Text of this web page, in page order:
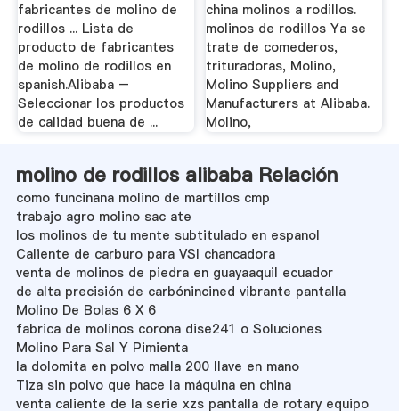
fabricantes de molino de
rodillos ... Lista de
producto de fabricantes
de molino de rodillos en
spanish.Alibaba –
Seleccionar los productos
de calidad buena de ...
china molinos a rodillos.
molinos de rodillos Ya se
trate de comederos,
trituradoras, Molino,
Molino Suppliers and
Manufacturers at Alibaba.
Molino,
molino de rodillos alibaba Relación
como funcinana molino de martillos cmp
trabajo agro molino sac ate
los molinos de tu mente subtitulado en espanol
Caliente de carburo para VSI chancadora
venta de molinos de piedra en guayaaquil ecuador
de alta precisión de carbónincined vibrante pantalla
Molino De Bolas 6 X 6
fabrica de molinos corona dise241 o Soluciones
Molino Para Sal Y Pimienta
la dolomita en polvo malla 200 llave en mano
Tiza sin polvo que hace la máquina en china
venta caliente de la serie xzs pantalla de rotary equipo